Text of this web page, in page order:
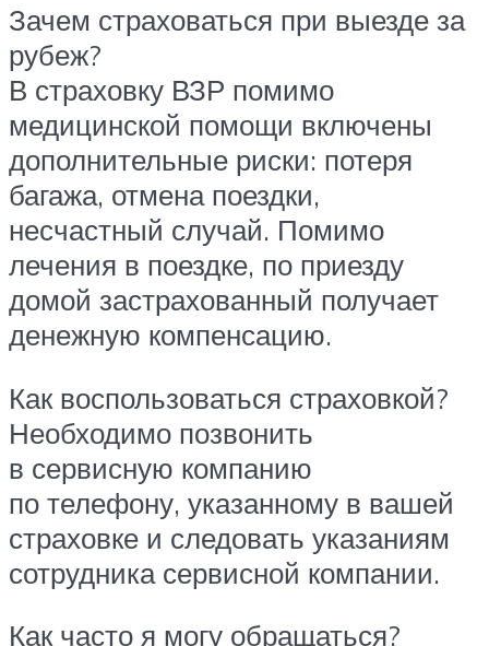
Зачем страховаться при выезде за
рубеж?
В страховку ВЗР помимо
медицинской помощи включены
дополнительные риски: потеря
багажа, отмена поездки,
несчастный случай. Помимо
лечения в поездке, по приезду
домой застрахованный получает
денежную компенсацию.
Как воспользоваться страховкой?
Необходимо позвонить
в сервисную компанию
по телефону, указанному в вашей
страховке и следовать указаниям
сотрудника сервисной компании.
Как часто я могу обращаться?